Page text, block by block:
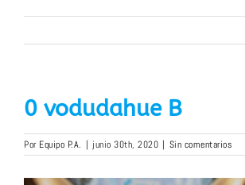
0 vodudahue B
Por Equipo P.A. | junio 30th, 2020 | Sin comentarios